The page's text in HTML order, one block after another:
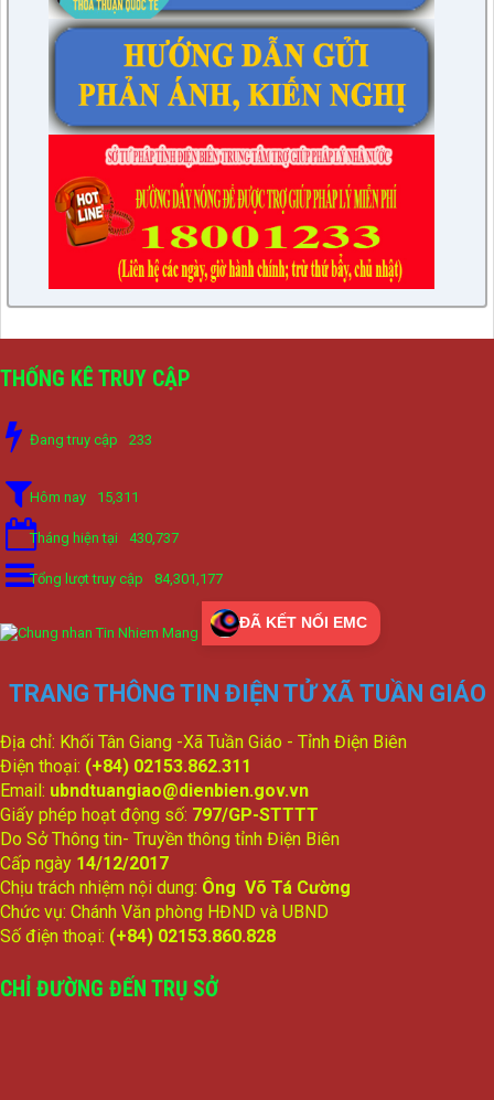
THỐNG KÊ TRUY CẬP
Đang truy cập 233
Hôm nay 15,311
Tháng hiện tại 430,737
Tổng lượt truy cập 84,301,177
ĐÃ KẾT NỐI EMC
TRANG THÔNG TIN ĐIỆN TỬ XÃ TUẦN GIÁO
Địa chỉ: Khối Tân Giang -Xã Tuần Giáo - Tỉnh Điện Biên
Điện thoại: (+84) 02153.862.311
Email: ubndtuangiao@dienbien.gov.vn
Giấy phép hoạt động số: 797/GP-STTTT
Do Sở Thông tin- Truyền thông tỉnh Điện Biên
Cấp ngày 14/12/2017
Chịu trách nhiệm nội dung: Ông Võ Tá Cường
Chức vụ: Chánh Văn phòng HĐND và UBND
Số điện thoại: (+84) 02153.860.828
CHỈ ĐƯỜNG ĐẾN TRỤ SỞ